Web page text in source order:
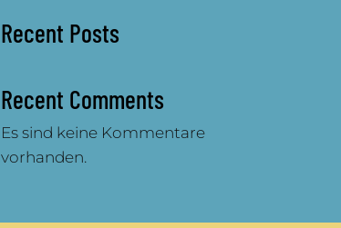
Recent Posts
Recent Comments
Es sind keine Kommentare
vorhanden.